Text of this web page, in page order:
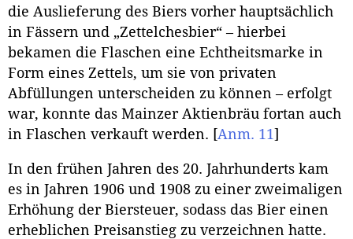
die Auslieferung des Biers vorher hauptsächlich
in Fässern und „Zettelchesbier“ – hierbei
bekamen die Flaschen eine Echtheitsmarke in
Form eines Zettels, um sie von privaten
Abfüllungen unterscheiden zu können – erfolgt
war, konnte das Mainzer Aktienbräu fortan auch
in Flaschen verkauft werden. [Anm. 11]
In den frühen Jahren des 20. Jahrhunderts kam
es in Jahren 1906 und 1908 zu einer zweimaligen
Erhöhung der Biersteuer, sodass das Bier einen
erheblichen Preisanstieg zu verzeichnen hatte.